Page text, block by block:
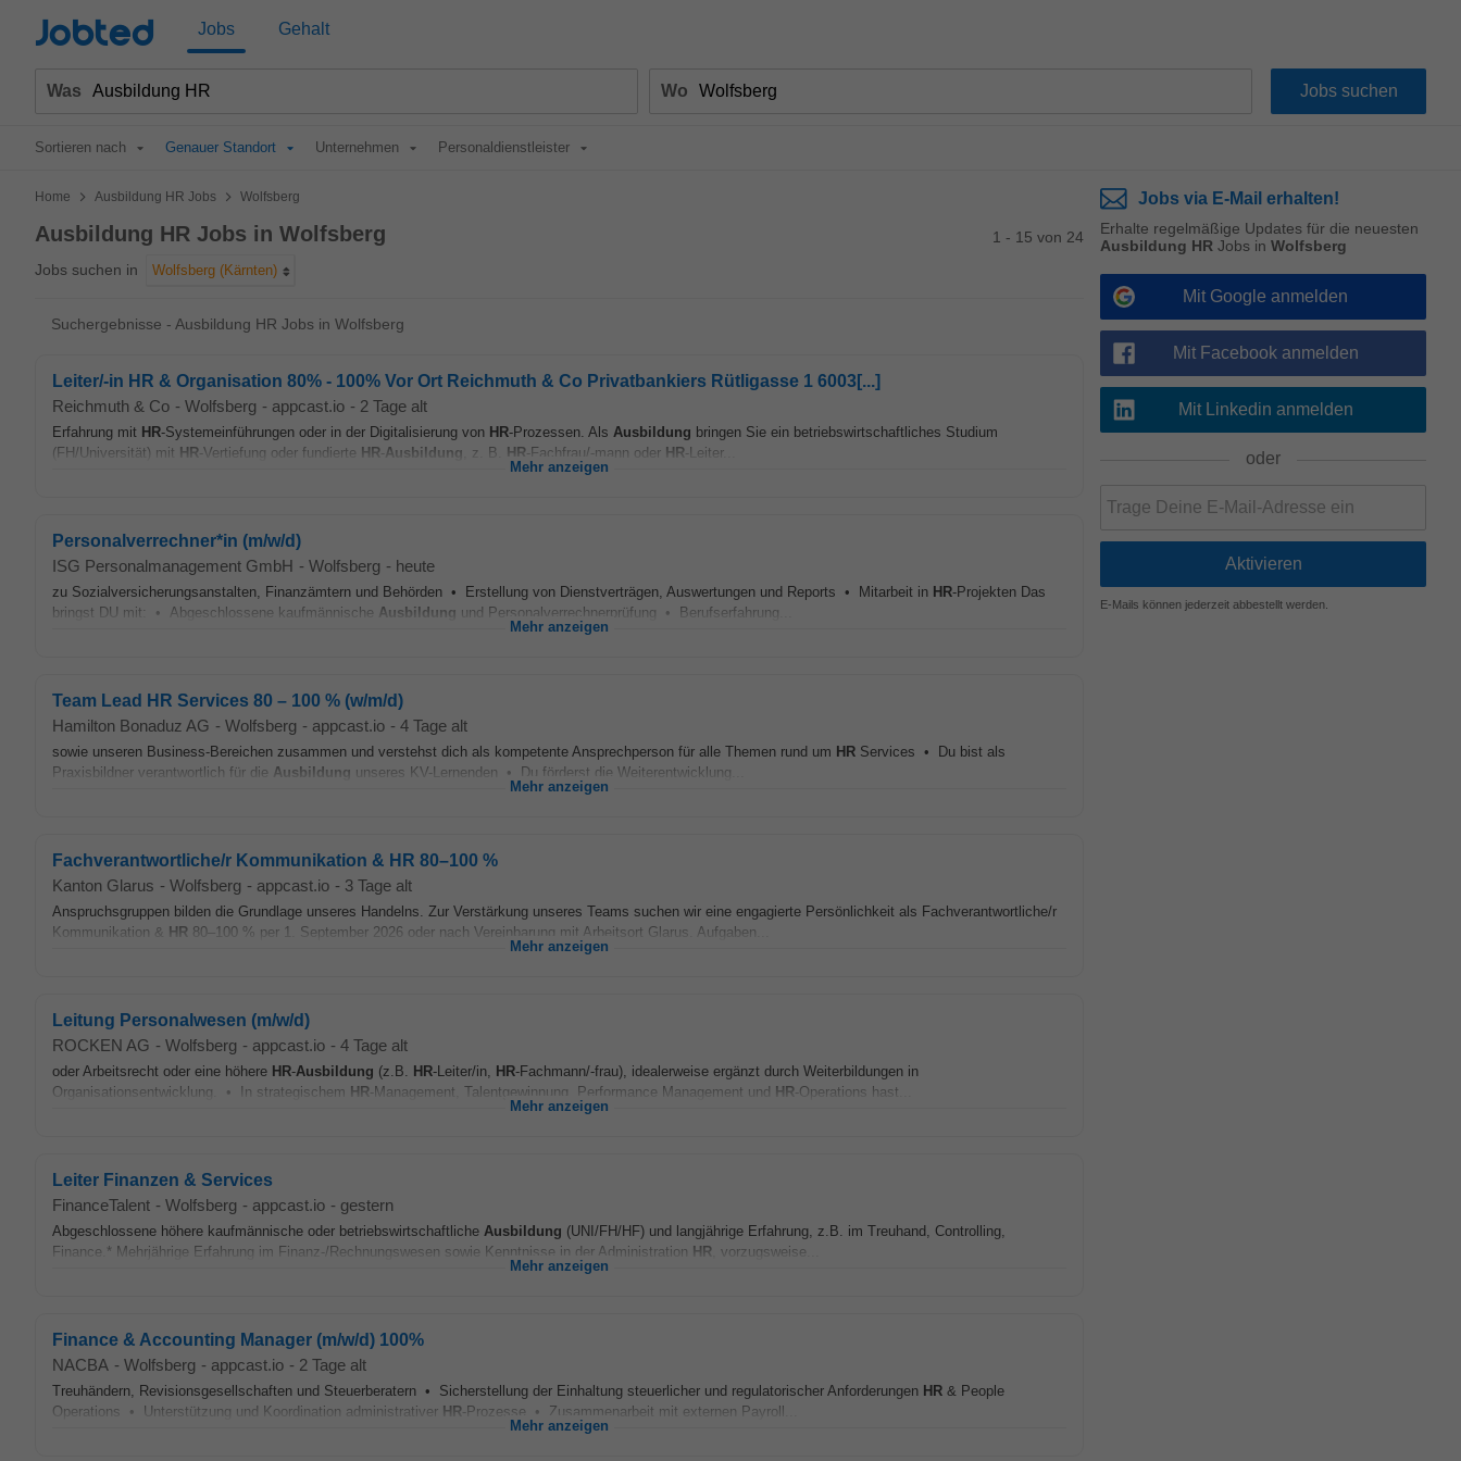
Jobted Jobs Gehalt
Was Wo
Sortieren nach Genauer Standort Unternehmen Personaldienstleister
Home > Ausbildung HR Jobs > Wolfsberg
Ausbildung HR Jobs in Wolfsberg
Jobs suchen in Wolfsberg (Kärnten)
1 - 15 von 24
Suchergebnisse - Ausbildung HR Jobs in Wolfsberg
Leiter/-in HR & Organisation 80% - 100% Vor Ort Reichmuth & Co Privatbankiers Rütligasse 1 6003[...]
Reichmuth & Co - Wolfsberg - appcast.io - 2 Tage alt
Erfahrung mit HR-Systemeinführungen oder in der Digitalisierung von HR-Prozessen. Als Ausbildung bringen Sie ein betriebswirtschaftliches Studium
(FH/Universität) mit HR-Vertiefung oder fundierte HR- Ausbildung , z. B. HR-Fachfrau/-mann oder HR-Leiter...
Mehr anzeigen
Personalverrechner*in (m/w/d)
ISG Personalmanagement GmbH - Wolfsberg - heute
zu Sozialversicherungsanstalten, Finanzämtern und Behörden • Erstellung von Dienstverträgen, Auswertungen und Reports • Mitarbeit in HR-Projekten Das
bringst DU mit: • Abgeschlossene kaufmännische Ausbildung und Personalverrechnerprüfung • Berufserfahrung...
Mehr anzeigen
Team Lead HR Services 80 – 100 % (w/m/d)
Hamilton Bonaduz AG - Wolfsberg - appcast.io - 4 Tage alt
sowie unseren Business-Bereichen zusammen und verstehst dich als kompetente Ansprechperson für alle Themen rund um HR Services • Du bist als
Praxisbildner verantwortlich für die Ausbildung unseres KV-Lernenden • Du förderst die Weiterentwicklung...
Mehr anzeigen
Fachverantwortliche/r Kommunikation & HR 80–100 %
Kanton Glarus - Wolfsberg - appcast.io - 3 Tage alt
Anspruchsgruppen bilden die Grundlage unseres Handelns. Zur Verstärkung unseres Teams suchen wir eine engagierte Persönlichkeit als Fachverantwortliche/r
Kommunikation & HR 80–100 % per 1. September 2026 oder nach Vereinbarung mit Arbeitsort Glarus. Aufgaben...
Mehr anzeigen
Leitung Personalwesen (m/w/d)
ROCKEN AG - Wolfsberg - appcast.io - 4 Tage alt
oder Arbeitsrecht oder eine höhere HR-Ausbildung (z.B. HR-Leiter/in, HR-Fachmann/-frau), idealerweise ergänzt durch Weiterbildungen in
Organisationsentwicklung. • In strategischem HR-Management, Talentgewinnung, Performance Management und HR-Operations hast...
Mehr anzeigen
Leiter Finanzen & Services
FinanceTalent - Wolfsberg - appcast.io - gestern
Abgeschlossene höhere kaufmännische oder betriebswirtschaftliche Ausbildung (UNI/FH/HF) und langjährige Erfahrung, z.B. im Treuhand, Controlling,
Finance.* Mehrjährige Erfahrung im Finanz-/Rechnungswesen sowie Kenntnisse in der Administration HR , vorzugsweise...
Mehr anzeigen
Finance & Accounting Manager (m/w/d) 100%
NACBA - Wolfsberg - appcast.io - 2 Tage alt
Treuhändern, Revisionsgesellschaften und Steuerberatern • Sicherstellung der Einhaltung steuerlicher und regulatorischer Anforderungen HR & People
Operations • Unterstützung und Koordination administrativer HR-Prozesse • Zusammenarbeit mit externen Payroll...
Mehr anzeigen
Jobs via E-Mail erhalten!
Erhalte regelmäßige Updates für die neuesten
Ausbildung HR Jobs in Wolfsberg
Mit Google anmelden
Mit Facebook anmelden
Mit Linkedin anmelden
oder
E-Mails können jederzeit abbestellt werden.